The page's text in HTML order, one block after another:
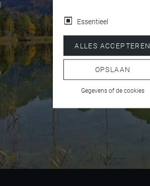
Essentieel
ALLES ACCEPTEREN
OPSLAAN
Gegevens of de cookies